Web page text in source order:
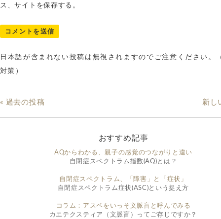
ス、サイトを保存する。
日本語が含まれない投稿は無視されますのでご注意ください。
対策）
« 過去の投稿 新し
おすすめ記事
AQからわかる、親子の感覚のつながりと違い
自閉症スペクトラム指数(AQ)とは？
自閉症スペクトラム、「障害」と「症状」
自閉症スペクトラム症状(ASC)という捉え方
コラム：アスペをいっそ文脈盲と呼んでみる
カエテクスティア（文脈盲）ってご存じですか？